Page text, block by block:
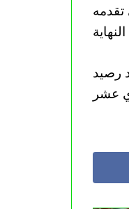
تقدمه
تجمد رصيد